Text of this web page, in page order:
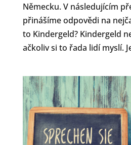
Německu. V následujícím
přinášíme odpovědi na
to Kindergeld? Kindergeld
ačkoliv si to řada lidí myslí.